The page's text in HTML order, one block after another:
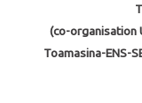
(co-organisation
Toamasina-ENS-